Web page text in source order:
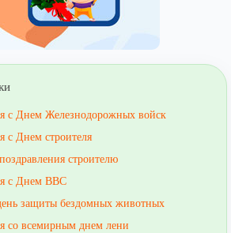
с Днем Железнодорожных войск
с Днем строителя
строителю
с Днем ВВС
защиты бездомных животных
со всемирным днем лени